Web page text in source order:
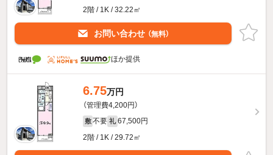
2階 / 1K / 32.22㎡
お問い合わせ （無料）
ほか提供
6.75万円
（管理費4,200円）
敷 不要 礼 67,500円
2階 / 1K / 29.72㎡